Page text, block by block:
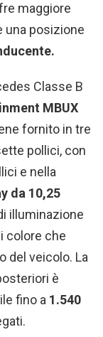
maggiore
una posizione
Classe B
MBUX
fornito in tre
pollici, con
e nella
da 10,25
illuminazione
colore che
del veicolo. La
è
fino a 1.540